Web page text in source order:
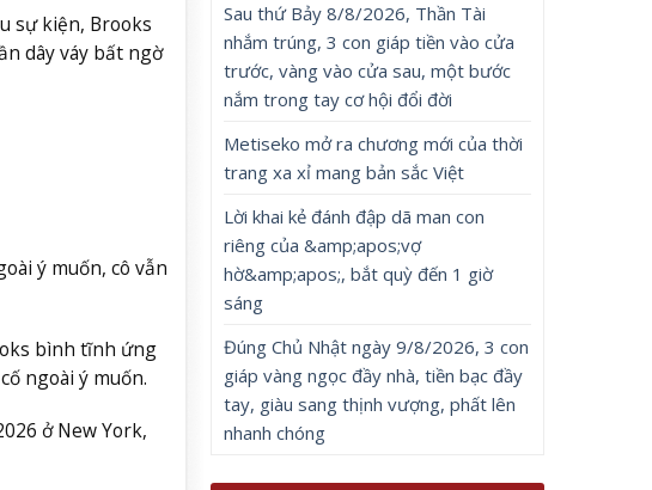
sự kiện, Brooks
dây váy bất ngờ
ý muốn, cô vẫn
bình tĩnh ứng
ngoài ý muốn.
ở New York,
Sau thứ Bảy 8/8/2026, Thần Tài
nhắm trúng, 3 con giáp tiền vào cửa
trước, vàng vào cửa sau, một bước
nắm trong tay cơ hội đổi đời
Metiseko mở ra chương mới của thời
trang xa xỉ mang bản sắc Việt
Lời khai kẻ đánh đập dã man con
riêng của &amp;apos;vợ
hờ&amp;apos;, bắt quỳ đến 1 giờ
sáng
Đúng Chủ Nhật ngày 9/8/2026, 3 con
giáp vàng ngọc đầy nhà, tiền bạc đầy
tay, giàu sang thịnh vượng, phất lên
nhanh chóng